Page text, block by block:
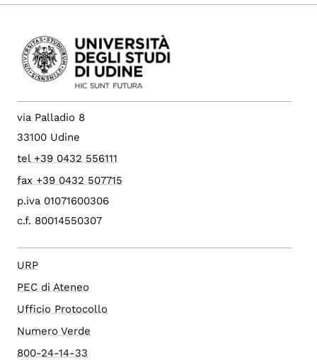
via Palladio 8
33100 Udine
tel +39 0432 556111
fax +39 0432 507715
p.iva 01071600306
c.f. 80014550307
URP
PEC di Ateneo
Ufficio Protocollo
Numero Verde
800-24-14-33